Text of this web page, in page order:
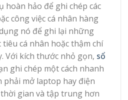
hoàn hảo để ghi chép các
công việc cá nhân hàng
nó để ghi lại những
tiêu cá nhân hoặc thậm chí
Với kích thước nhỏ gọn, sổ
ghi chép một cách nhanh
phải mở laptop hay điện
gian và tập trung hơn